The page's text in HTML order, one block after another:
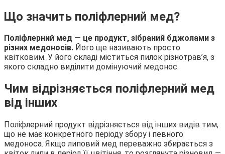
Що значить поліфлерний мед?
Поліфлерний мед — це продукт, зібраний бджолами з
різних медоносів. Його ще називають просто
квітковим. У його складі міститься пилок різнотрав’я, з
якого складно виділити домінуючий медонос.
Чим відрізняється поліфлерний мед
від інших
Поліфлерний продукт відрізняється від інших видів тим,
що не має конкретного періоду збору і певного
медоноса. Якщо липовий мед переважно збирається з